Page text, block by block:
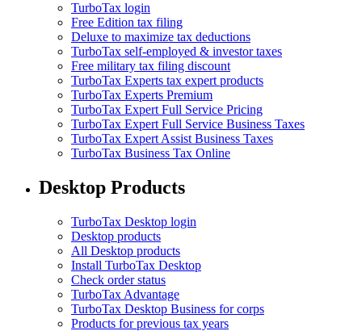
TurboTax login
Free Edition tax filing
Deluxe to maximize tax deductions
TurboTax self-employed & investor taxes
Free military tax filing discount
TurboTax Experts tax expert products
TurboTax Experts Premium
TurboTax Expert Full Service Pricing
TurboTax Expert Full Service Business Taxes
TurboTax Expert Assist Business Taxes
TurboTax Business Tax Online
Desktop Products
TurboTax Desktop login
Desktop products
All Desktop products
Install TurboTax Desktop
Check order status
TurboTax Advantage
TurboTax Desktop Business for corps
Products for previous tax years